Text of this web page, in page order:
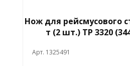
Нож для рейсмусового
т (2 шт.) TP 3320
Арт. 1325491